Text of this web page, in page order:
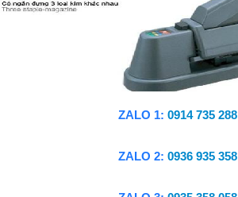
ZALO 1: 0914 735 288
ZALO 2: 0936 935 358